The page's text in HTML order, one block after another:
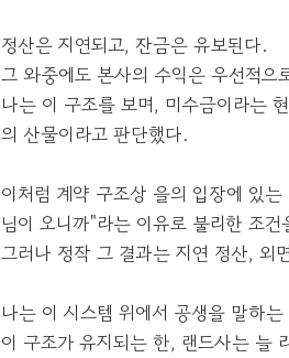
정산은 지연되고, 잔금은 유보된다.
그 와중에도 본사의 수익은 우선적으
나는 이 구조를 보며, 미수금이라는
의 산물이라고 판단했다.
이처럼 계약 구조상 을의 입장에 있
님이 오니까"라는 이유로 불리한 조
그러나 정작 그 결과는 지연 정산, 외
나는 이 시스템 위에서 공생을 말하
이 구조가 유지되는 한, 랜드사는 늘